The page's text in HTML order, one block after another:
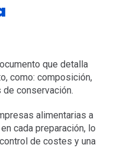
que detalla
como: composición,
conservación.
alimentarias a
cada preparación, lo
de costes y una